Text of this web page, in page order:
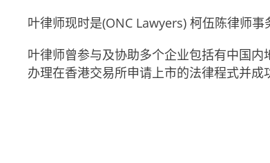
叶律师现时是(ONC Lawyers) 柯伍陈律师事
叶律师曾参与及协助多个企业包括有中国内
办理在香港交易所申请上市的法律程式并成